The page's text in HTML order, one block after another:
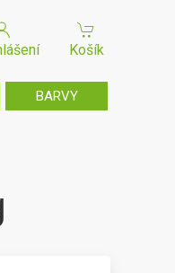
Košík
BARVY